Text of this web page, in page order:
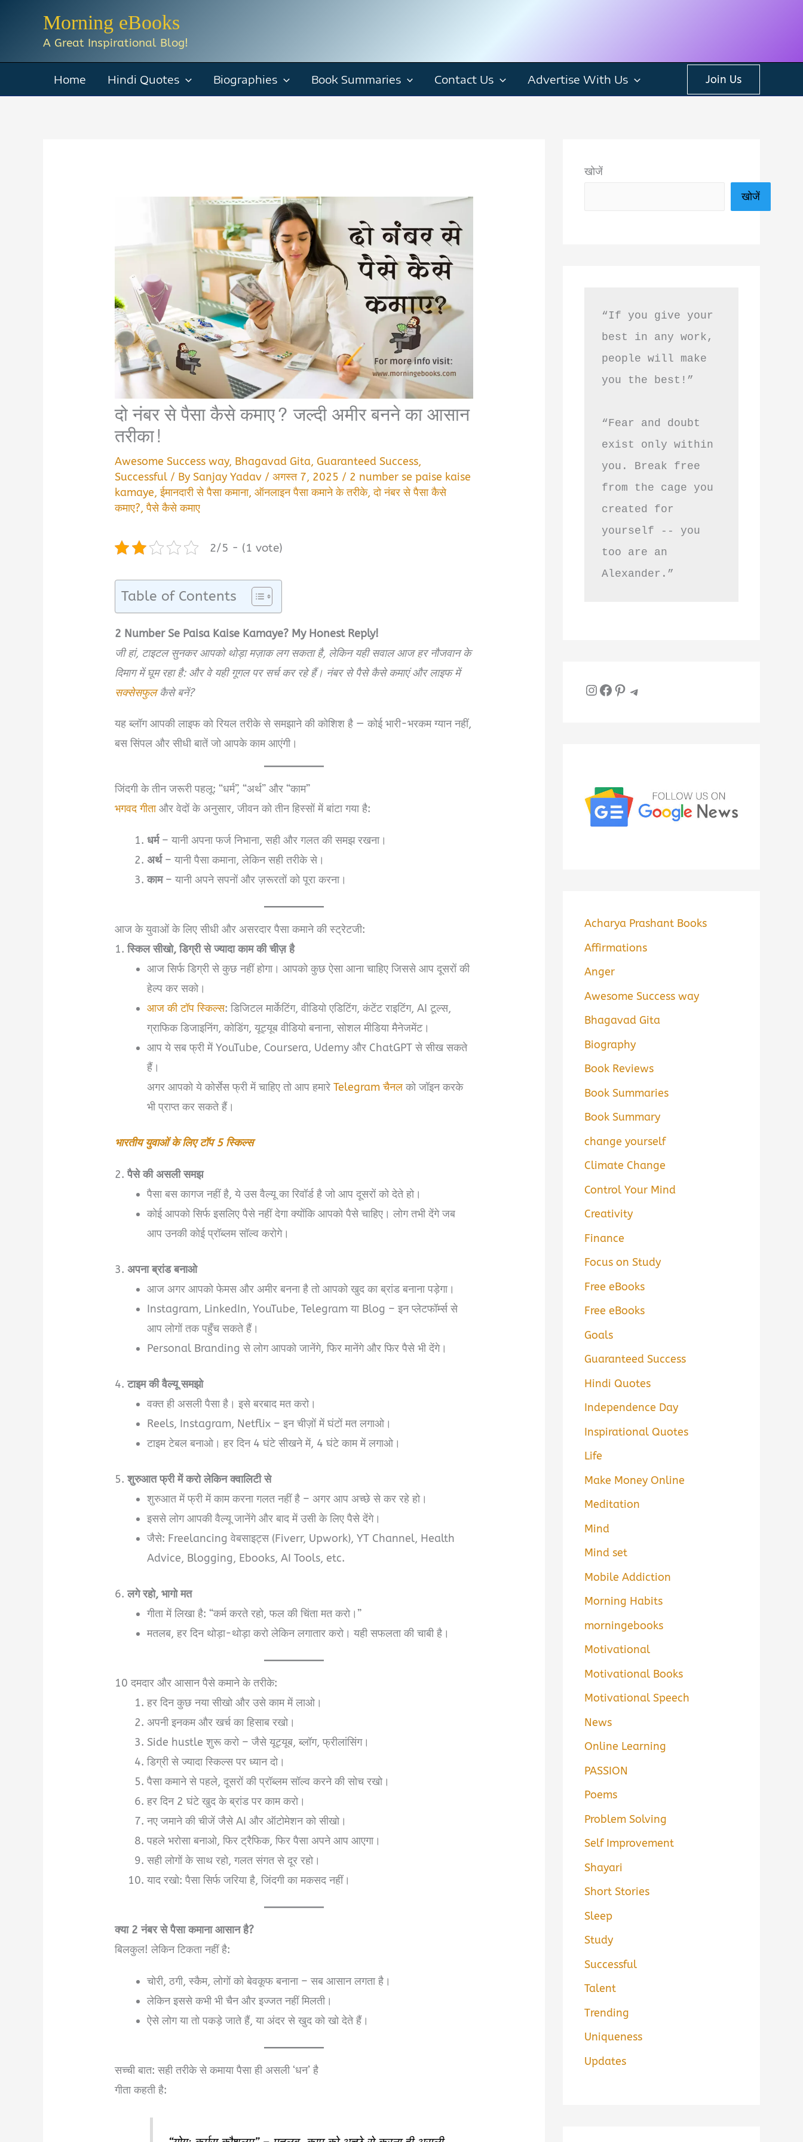
Morning eBooks
A Great Inspirational Blog!
Home Hindi Quotes Biographies Book Summaries Contact Us Advertise With Us Join Us
दो नंबर से पैसा कैसे कमाए? जल्दी अमीर बनने का आसान
तरीका!
Awesome Success way, Bhagavad Gita, Guaranteed Success,
Successful / BySanjay Yadav /अगस्त 7, 2025 / 2 number se paise kaise
kamaye,ईमानदारी से पैसा कमाना,ऑनलाइन पैसा कमाने के तरीके,दो नंबर से पैसा कैसे
कमाए?,पैसे कैसे कमाए
2/5 - (1 vote)
Table of Contents
2 Number Se Paisa Kaise Kamaye? My Honest Reply!
जी हां, टाइटल सुनकर आपको थोड़ा मज़ाक लग सकता है, लेकिन यही सवाल आज हर नौजवान के
दिमाग में घूम रहा है: और वे यही गूगल पर सर्च कर रहे हैं। नंबर से पैसे कैसे कमाएं और लाइफ में
सक्सेसफुलकैसे बनें?
यह ब्लॉग आपकी लाइफ को रियल तरीके से समझाने की कोशिश है — कोई भारी-भरकम ग्यान नहीं,
बस सिंपल और सीधी बातें जो आपके काम आएंगी।
जिंदगी के तीन जरूरी पहलू: “धर्म”, “अर्थ” और “काम”
भगवद गीताऔर वेदों के अनुसार, जीवन को तीन हिस्सों में बांटा गया है:
धर्म– यानी अपना फर्ज निभाना, सही और गलत की समझ रखना।
अर्थ– यानी पैसा कमाना, लेकिन सही तरीके से।
काम– यानी अपने सपनों और ज़रूरतों को पूरा करना।
आज के युवाओं के लिए सीधी और असरदार पैसा कमाने की स्ट्रेटजी:
1.स्किल सीखो, डिग्री से ज्यादा काम की चीज़ है
आज सिर्फ डिग्री से कुछ नहीं होगा। आपको कुछ ऐसा आना चाहिए जिससे आप दूसरों की
हेल्प कर सको।
आज की टॉप स्किल्स: डिजिटल मार्केटिंग, वीडियो एडिटिंग, कंटेंट राइटिंग, AI टूल्स,
ग्राफिक डिजाइनिंग, कोडिंग, यूट्यूब वीडियो बनाना, सोशल मीडिया मैनेजमेंट।
आप ये सब फ्री में YouTube, Coursera, Udemy और ChatGPT से सीख सकते
हैं।
अगर आपको ये कोर्सेस फ्री में चाहिए तो आप हमारेTelegram चैनलको जॉइन करके
भी प्राप्त कर सकते हैं।
भारतीय युवाओं के लिए टॉप 5 स्किल्स
2.पैसे की असली समझ
पैसा बस कागज नहीं है, ये उस वैल्यू का रिवॉर्ड है जो आप दूसरों को देते हो।
कोई आपको सिर्फ इसलिए पैसे नहीं देगा क्योंकि आपको पैसे चाहिए। लोग तभी देंगे जब
आप उनकी कोई प्रॉब्लम सॉल्व करोगे।
3.अपना ब्रांड बनाओ
आज अगर आपको फेमस और अमीर बनना है तो आपको खुद का ब्रांड बनाना पड़ेगा।
Instagram, LinkedIn, YouTube, Telegram या Blog – इन प्लेटफॉर्म्स से
आप लोगों तक पहुँच सकते हैं।
Personal Branding से लोग आपको जानेंगे, फिर मानेंगे और फिर पैसे भी देंगे।
4.टाइम की वैल्यू समझो
वक्त ही असली पैसा है। इसे बरबाद मत करो।
Reels, Instagram, Netflix – इन चीज़ों में घंटों मत लगाओ।
टाइम टेबल बनाओ। हर दिन 4 घंटे सीखने में, 4 घंटे काम में लगाओ।
5.शुरुआत फ्री में करो लेकिन क्वालिटी से
शुरुआत में फ्री में काम करना गलत नहीं है – अगर आप अच्छे से कर रहे हो।
इससे लोग आपकी वैल्यू जानेंगे और बाद में उसी के लिए पैसे देंगे।
जैसे: Freelancing वेबसाइट्स (Fiverr, Upwork), YT Channel, Health
Advice, Blogging, Ebooks, AI Tools, etc.
6.लगे रहो, भागो मत
गीता में लिखा है: “कर्म करते रहो, फल की चिंता मत करो।”
मतलब, हर दिन थोड़ा-थोड़ा करो लेकिन लगातार करो। यही सफलता की चाबी है।
10 दमदार और आसान पैसे कमाने के तरीके:
हर दिन कुछ नया सीखो और उसे काम में लाओ।
अपनी इनकम और खर्च का हिसाब रखो।
Side hustle शुरू करो – जैसे यूट्यूब, ब्लॉग, फ्रीलांसिंग।
डिग्री से ज्यादा स्किल्स पर ध्यान दो।
पैसा कमाने से पहले, दूसरों की प्रॉब्लम सॉल्व करने की सोच रखो।
हर दिन 2 घंटे खुद के ब्रांड पर काम करो।
नए जमाने की चीजें जैसे AI और ऑटोमेशन को सीखो।
पहले भरोसा बनाओ, फिर ट्रैफिक, फिर पैसा अपने आप आएगा।
सही लोगों के साथ रहो, गलत संगत से दूर रहो।
याद रखो: पैसा सिर्फ जरिया है, जिंदगी का मकसद नहीं।
क्या 2 नंबर से पैसा कमाना आसान है?
बिलकुल! लेकिन टिकता नहीं है:
चोरी, ठगी, स्कैम, लोगों को बेवकूफ बनाना – सब आसान लगता है।
लेकिन इससे कभी भी चैन और इज्जत नहीं मिलती।
ऐसे लोग या तो पकड़े जाते हैं, या अंदर से खुद को खो देते हैं।
सच्ची बात: सही तरीके से कमाया पैसा ही असली ‘धन’ है
गीता कहती है:
खोजें
खोजें
“If you give your
best in any work,
people will make
you the best!”
“Fear and doubt
exist only within
you. Break free
from the cage you
created for
yourself -- you
too are an
Alexander.”
InstagramFacebook Pinterest Telegram
Acharya Prashant Books
Affirmations
Anger
Awesome Success way
Bhagavad Gita
Biography
Book Reviews
Book Summaries
Book Summary
change yourself
Climate Change
Control Your Mind
Creativity
Finance
Focus on Study
Free eBooks
Free eBooks
Goals
Guaranteed Success
Hindi Quotes
Independence Day
Inspirational Quotes
Life
Make Money Online
Meditation
Mind
Mind set
Mobile Addiction
Morning Habits
morningebooks
Motivational
Motivational Books
Motivational Speech
News
Online Learning
PASSION
Poems
Problem Solving
Self Improvement
Shayari
Short Stories
Sleep
Study
Successful
Talent
Trending
Uniqueness
Updates